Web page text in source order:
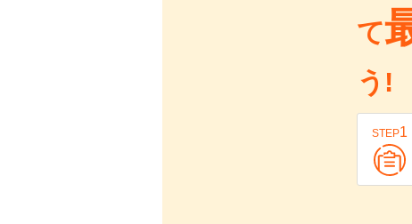
て
う!
STEP1